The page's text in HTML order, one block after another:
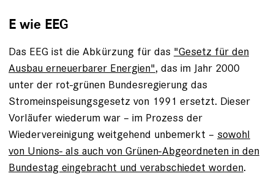
E wie EEG
Das EEG ist die Abkürzung für das "Gesetz für den
Ausbau erneuerbarer Energien", das im Jahr 2000
unter der rot-grünen Bundesregierung das
Stromeinspeisungsgesetz von 1991 ersetzt. Dieser
Vorläufer wiederum war – im Prozess der
Wiedervereinigung weitgehend unbemerkt – sowohl
von Unions- als auch von Grünen-Abgeordneten in den
Bundestag eingebracht und verabschiedet worden.